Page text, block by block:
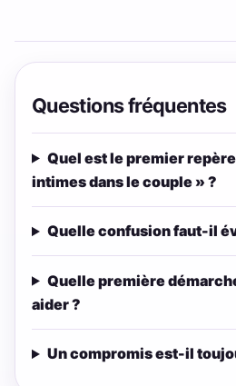
Questions fréquentes
Quel est le premier
intimes dans le couple » ?
Quelle confusion faut-il
Quelle première
aider ?
Un compromis est-il